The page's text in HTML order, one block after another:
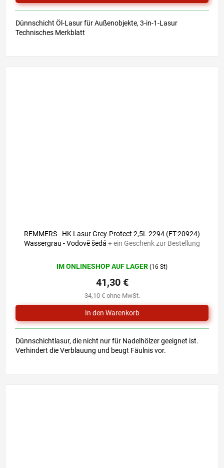
Sternen.
Dünnschicht Öl-Lasur für Außenobjekte, 3-in-1-Lasur
Technisches Merkblatt
REMMERS - HK Lasur Grey-Protect 2,5L 2294 (FT-20924)
Wassergrau - Vodově šedá + ein Geschenk zur Bestellung
IM ONLINESHOP AUF LAGER (16 St)
34,10 € ohne MwSt.
41,30 €
Dünnschichtlasur, die nicht nur für Nadelhölzer geeignet ist.
Verhindert die Verblauung und beugt Fäulnis vor.